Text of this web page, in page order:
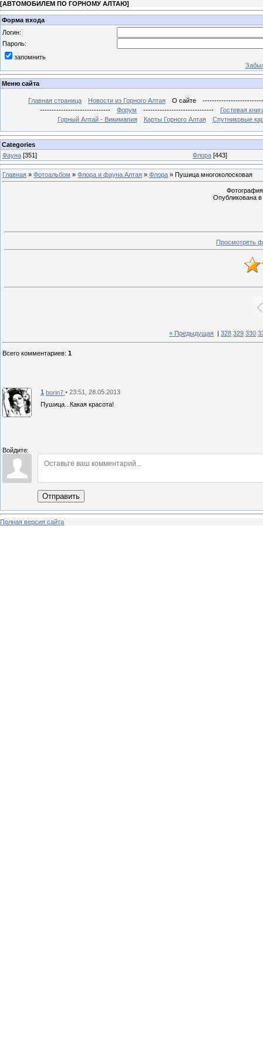
[АВТОМОБИЛЕМ ПО ГОРНОМУ АЛТАЮ]
Форма входа
Логин:
Пароль:
запомнить
Меню сайта
Главная страница Новости из Горного Алтая О сайте
------------------------------
Форум ------------------------------
Гостевая
Горный Алтай - Викимапия
Карты Горного Алтая Спутниковые
Categories
Фауна [351] Флора [443]
Главная » Фотоальбом » Флора и фауна Алтая » Флора » Пушица многоколосковая
Опубликована в
Просмотреть
« Предыдущая 328 329 330
Всего комментариев: 1
1 borin7 • 23:51, 28.05.2013
Пушица...Какая красота!
Войдите:
Отправить
Полная версия сайта